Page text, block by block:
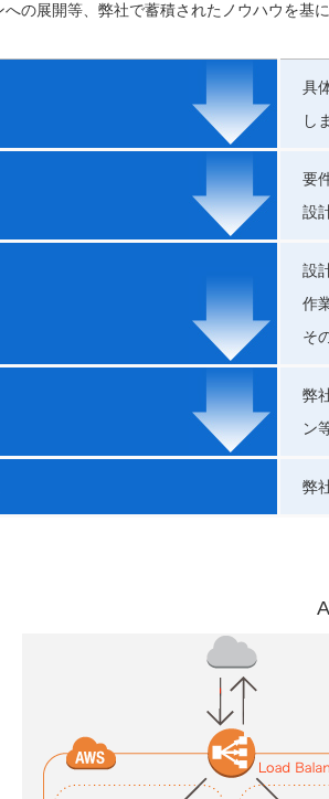
への展開等、弊社で蓄積されたノウハウを基
具
し
要
設
設
作
そ
弊
ン
弊